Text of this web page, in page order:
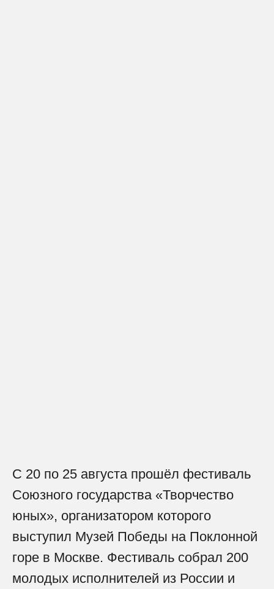
С 20 по 25 августа прошёл фестиваль
Союзного государства «Творчество
юных», организатором которого
выступил Музей Победы на Поклонной
горе в Москве. Фестиваль собрал 200
молодых исполнителей из России и